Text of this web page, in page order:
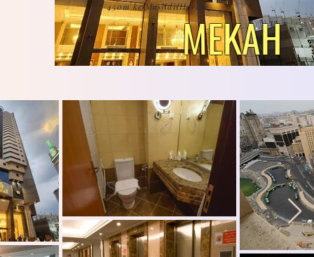
MEKAH
450m ke MasjidilHaram